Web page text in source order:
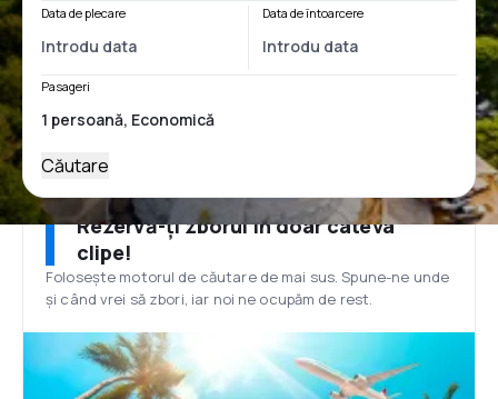
Data de plecare Data de întoarcere
Pasageri
Căutare
Rezervă-ți zborul în doar câteva
clipe!
Folosește motorul de căutare de mai sus. Spune-ne unde
și când vrei să zbori, iar noi ne ocupăm de rest.